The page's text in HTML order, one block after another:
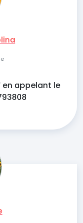
en appelant le